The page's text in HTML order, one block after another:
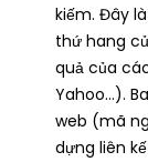
kiếm. Đây
thứ hang
quả của
Yahoo…).
web (mã
dựng liên